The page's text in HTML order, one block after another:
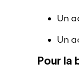
Un
Un
Pour la